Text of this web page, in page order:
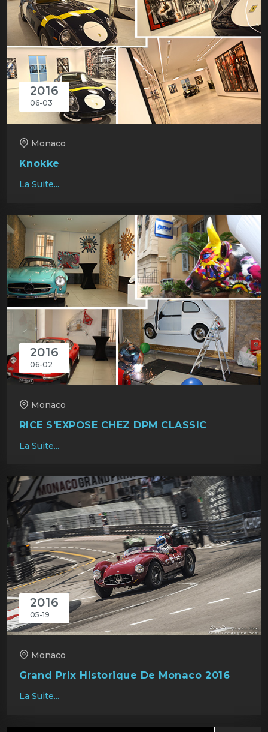
2016
06-03
Monaco
Knokke
La Suite...
2016
06-02
Monaco
RICE S'EXPOSE CHEZ DPM CLASSIC
La Suite...
2016
05-19
Monaco
Grand Prix Historique De Monaco 2016
La Suite...